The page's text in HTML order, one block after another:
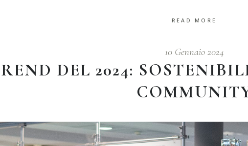
READ MORE
10 Gennaio 2024
DEL 2024: